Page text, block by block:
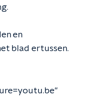
en
blad ertussen.